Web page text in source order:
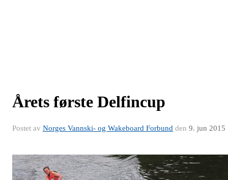
Årets første Delfincup
Postet av Norges Vannski- og Wakeboard Forbund den 9. jun 2015